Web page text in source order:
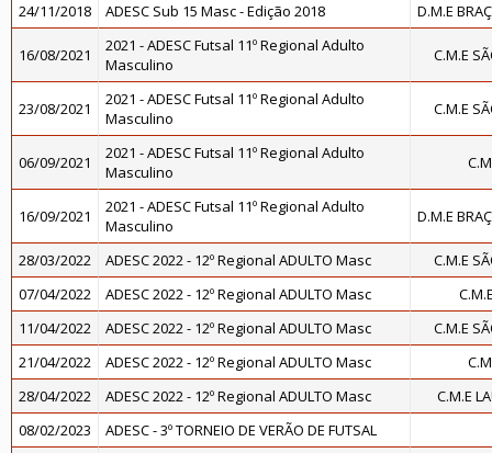
24/11/2018
ADESC Sub 15 Masc - Edição 2018 D.M.E
16/08/2021
2021 - ADESC Futsal 11º Regional Adulto
Masculino
C.M.E
23/08/2021
2021 - ADESC Futsal 11º Regional Adulto
Masculino
C.M.E
06/09/2021
2021 - ADESC Futsal 11º Regional Adulto
Masculino
16/09/2021
2021 - ADESC Futsal 11º Regional Adulto
Masculino
D.M.E
28/03/2022 ADESC 2022 - 12º Regional ADULTO Masc
C.M.E
07/04/2022
ADESC 2022 - 12º Regional ADULTO Masc
11/04/2022
ADESC 2022 - 12º Regional ADULTO Masc
C.M.E
21/04/2022
ADESC 2022 - 12º Regional ADULTO Masc
28/04/2022
ADESC 2022 - 12º Regional ADULTO Masc
C.M.E
08/02/2023
ADESC - 3º TORNEIO DE VERÃO DE FUTSAL